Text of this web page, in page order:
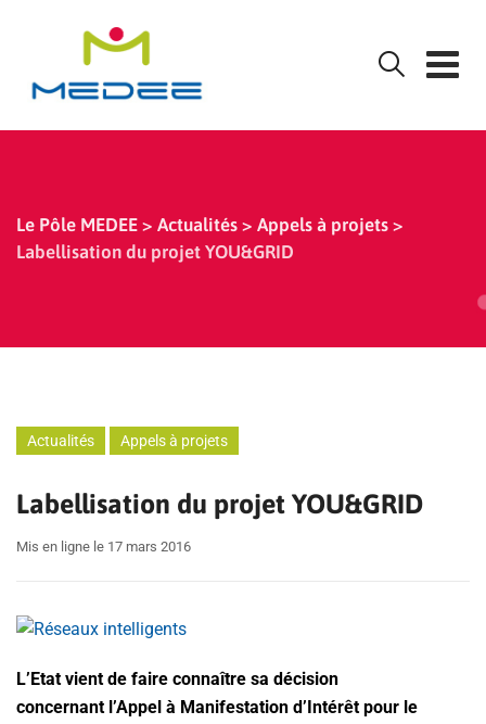
Le Pôle MEDEE > Actualités > Appels à projets >
Labellisation du projet YOU&GRID
Actualités Appels à projets
Labellisation du projet YOU&GRID
Mis en ligne le 17 mars 2016
L’Etat vient de faire connaître sa décision
concernant l’Appel à Manifestation d’Intérêt pour le